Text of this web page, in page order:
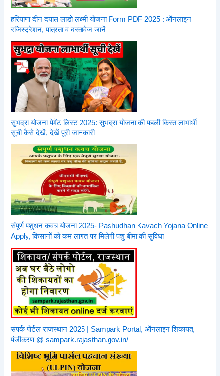
हरियाणा दीन दयाल लाडो लक्ष्मी योजना Form PDF 2025 : ऑनलाइन
रजिस्ट्रेशन, पात्रता व दस्तावेज जानें
सुभद्रा योजना पेमेंट लिस्ट 2025: सुभद्रा योजना की पहली किस्त लाभार्थी
सूची कैसे देखें, देखें पूरी जानकारी
संपूर्ण पशुधन कवच योजना 2025- Pashudhan Kavach Yojana Online
Apply, किसानों को कम लागत पर मिलेगी पशु बीमा की सुविधा
संपर्क पोर्टल राजस्थान 2025 | Sampark Portal, ऑनलाइन शिकायत,
पंजीकरण @ sampark.rajasthan.gov.in/